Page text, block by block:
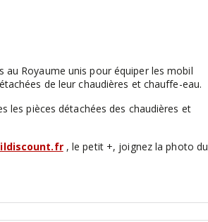
Royaume unis pour équiper les mobil
de leur chaudières et chauffe-eau.
les pièces détachées des chaudières et
, le petit +, joignez la photo du